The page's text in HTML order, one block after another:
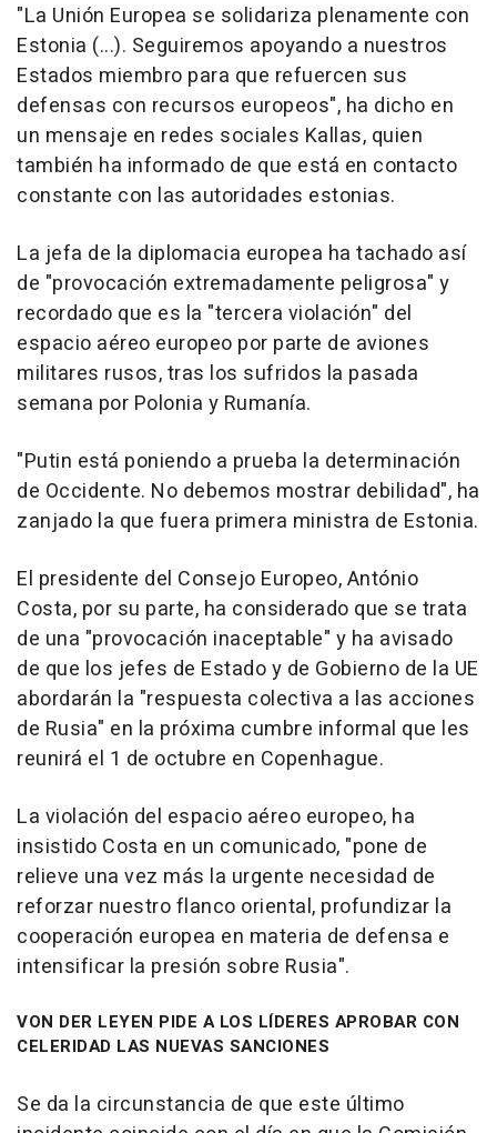
"La Unión Europea se solidariza plenamente con
Estonia (...). Seguiremos apoyando a nuestros
Estados miembro para que refuercen sus
defensas con recursos europeos", ha dicho en
un mensaje en redes sociales Kallas, quien
también ha informado de que está en contacto
constante con las autoridades estonias.
La jefa de la diplomacia europea ha tachado así
de "provocación extremadamente peligrosa" y
recordado que es la "tercera violación" del
espacio aéreo europeo por parte de aviones
militares rusos, tras los sufridos la pasada
semana por Polonia y Rumanía.
"Putin está poniendo a prueba la determinación
de Occidente. No debemos mostrar debilidad", ha
zanjado la que fuera primera ministra de Estonia.
El presidente del Consejo Europeo, António
Costa, por su parte, ha considerado que se trata
de una "provocación inaceptable" y ha avisado
de que los jefes de Estado y de Gobierno de la UE
abordarán la "respuesta colectiva a las acciones
de Rusia" en la próxima cumbre informal que les
reunirá el 1 de octubre en Copenhague.
La violación del espacio aéreo europeo, ha
insistido Costa en un comunicado, "pone de
relieve una vez más la urgente necesidad de
reforzar nuestro flanco oriental, profundizar la
cooperación europea en materia de defensa e
intensificar la presión sobre Rusia".
VON DER LEYEN PIDE A LOS LÍDERES APROBAR CON
CELERIDAD LAS NUEVAS SANCIONES
Se da la circunstancia de que este último